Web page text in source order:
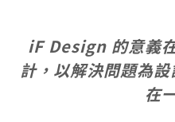
iF Design 的意義
計，以解決問題為
在